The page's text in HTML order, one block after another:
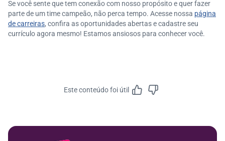
Se você sente que tem conexão com nosso propósito e quer fazer
parte de um time campeão, não perca tempo. Acesse nossa página
de carreiras, confira as oportunidades abertas e cadastre seu
currículo agora mesmo! Estamos ansiosos para conhecer você.
Este conteúdo foi útil